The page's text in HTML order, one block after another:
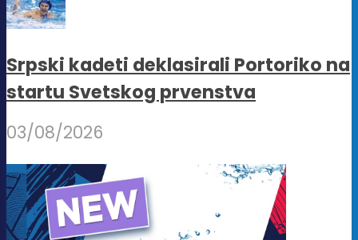
Srpski kadeti deklasirali Portoriko na
startu Svetskog prvenstva
03/08/2026